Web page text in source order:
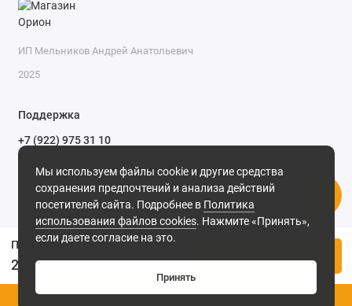
0
270.00р.
Мы используем файлы cookie и другие средства
сохранения предпочтений и анализа действий
посетителей сайта. Подробнее в Политика
использования файлов cookies. Нажмите «Принять»,
если даете согласие на это.
Принять
ИП Мельников Андрей Анатольевич
2025
Поддержка
+7 (922) 975 31 10
+7 (909) 144 34 47
пн-пт с 9-00 до 18-00 часов,
сб с 10-00 до 15-00 часов,
вс выходной
(MSK, UTC+3)